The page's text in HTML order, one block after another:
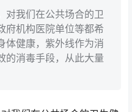
对我们在公共场合的卫
府机构医院单位等都希
体健康，紫外线作为消
的消毒手段，从此大量